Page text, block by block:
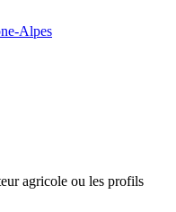
Alpes
agricole ou les profils